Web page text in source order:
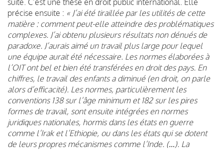
précise ensuite : « J’ai été tiraillée par les utilités de cette
matière : comment peut-elle atteindre des problématiques
complexes. J’ai obtenu plusieurs résultats non dénués de
paradoxe. J’aurais aimé un travail plus large pour lequel
une équipe aurait été nécessaire. Les normes élaborées à
l’OIT ont bel et bien été transférées en droit des pays. En
chiffres, le travail des enfants a diminué (en droit, on parle
alors d’efficacité). Les normes, particulièrement les
conventions 138 sur l’âge minimum et 182 sur les pires
formes de travail, sont ensuite intégrées en normes
juridiques nationales, hormis dans les états en guerre
comme l’Irak et l’Ethiopie, ou dans les états qui se dotent
de leurs propres mécanismes comme l’Inde. (…). La